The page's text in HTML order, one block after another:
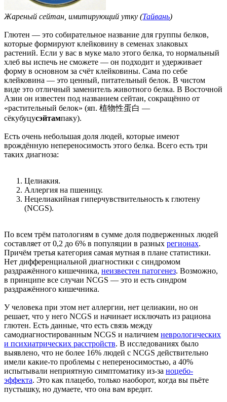
Жареный сейтан, имитирующий утку (Тайвань)
Глютен — это собирательное название для группы белков,
которые формируют клейковину в семенах злаковых
растений. Если у вас в муке мало этого белка, то нормальный
хлеб вы испечь не сможете — он подходит и удерживает
форму в основном за счёт клейковины. Сама по себе
клейковина — это ценный, питательный белок. В чистом
виде это отличный заменитель животного белка. В Восточной
Азии он известен под названием сейтан, сокращённо от
«растительный белок» (яп. 植物性蛋白 —
сёкубуцусэйтампаку).
Есть очень небольшая доля людей, которые имеют
врождённую непереносимость этого белка. Всего есть три
таких диагноза:
Целиакия.
Аллергия на пшеницу.
Нецелиакийная гиперчувствительность к глютену
(NCGS).
По всем трём патологиям в сумме доля подверженных людей
составляет от 0,2 до 6% в популяции в разных регионах.
Причём третья категория самая мутная в плане статистики.
Нет дифференциальной диагностики с синдромом
раздражённого кишечника, неизвестен патогенез. Возможно,
в принципе все случаи NCGS — это и есть синдром
раздражённого кишечника.
У человека при этом нет аллергии, нет целиакии, но он
решает, что у него NCGS и начинает исключать из рациона
глютен. Есть данные, что есть связь между
самодиагностированным NCGS и наличием неврологических
и психиатрических расстройств. В исследованиях было
выявлено, что не более 16% людей с NCGS действительно
имели какие-то проблемы с непереносимостью, а 40%
испытывали неприятную симптоматику из-за ноцебо-
эффекта. Это как плацебо, только наоборот, когда вы пьёте
пустышку, но думаете, что она вам вредит.